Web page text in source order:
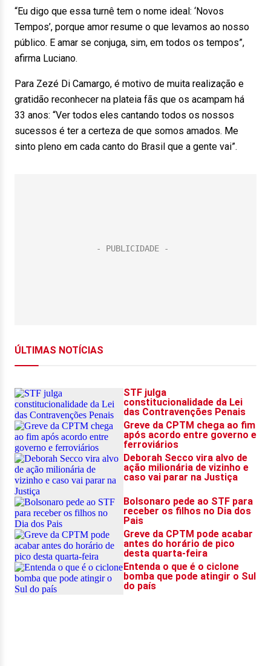
“Eu digo que essa turnê tem o nome ideal: ‘Novos
Tempos’, porque amor resume o que levamos ao nosso
público. E amar se conjuga, sim, em todos os tempos”,
afirma Luciano.
Para Zezé Di Camargo, é motivo de muita realização e
gratidão reconhecer na plateia fãs que os acampam há
33 anos: “Ver todos eles cantando todos os nossos
sucessos é ter a certeza de que somos amados. Me
sinto pleno em cada canto do Brasil que a gente vai”.